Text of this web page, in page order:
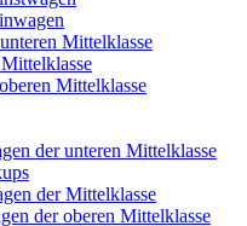
Mittelklasse
Mittelklasse
der unteren Mittelklasse
der Mittelklasse
der oberen Mittelklasse